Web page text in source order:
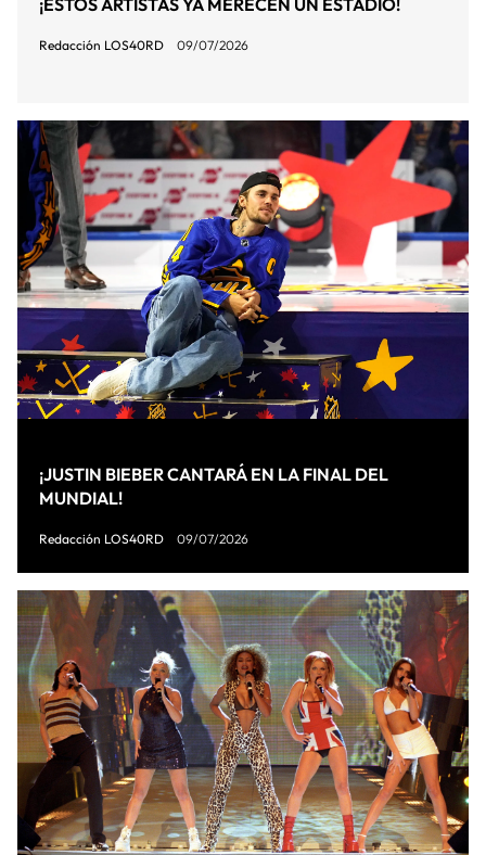
Redacción LOS40RD 09/07/2026
¡JUSTIN BIEBER CANTARÁ EN LA FINAL DEL
MUNDIAL!
Redacción LOS40RD 09/07/2026